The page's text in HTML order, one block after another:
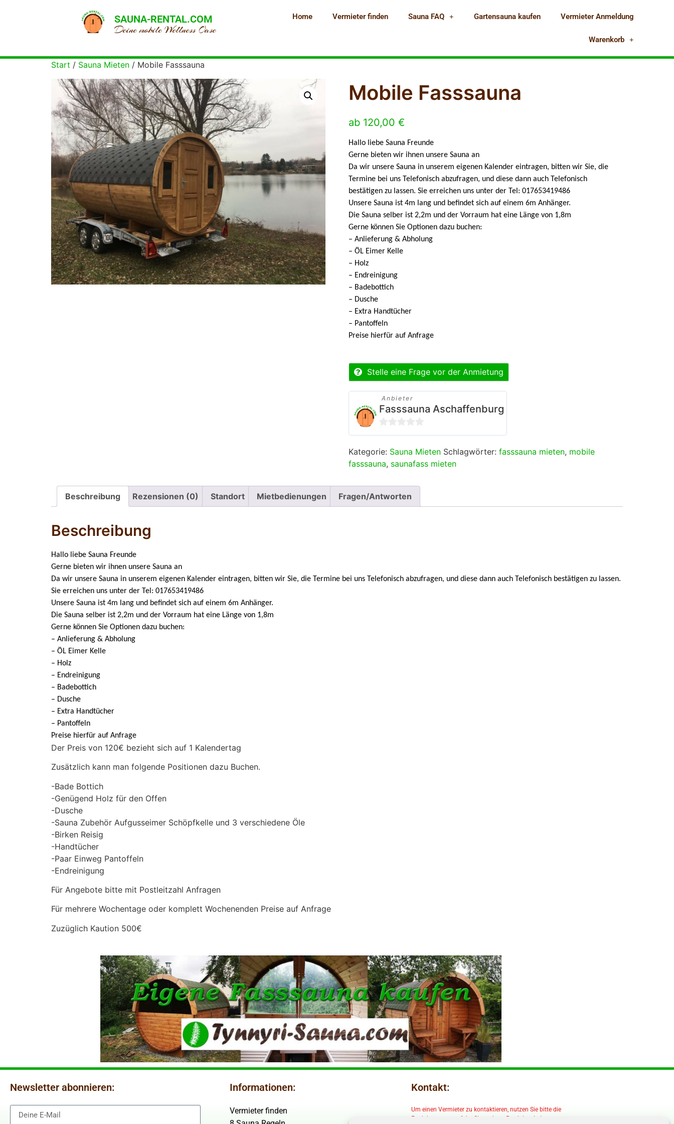
SAUNA-RENTAL.COM
Deine mobile Wellness Oase
Home Vermieter finden Sauna FAQ Gartensauna kaufen Vermieter Anmeldung
Warenkorb
Start / Sauna Mieten / Mobile Fasssauna
Mobile Fasssauna
ab 120,00 €
Hallo liebe Sauna Freunde
Gerne bieten wir ihnen unsere Sauna an
Da wir unsere Sauna in unserem eigenen Kalender eintragen, bitten wir Sie, die
Termine bei uns Telefonisch abzufragen, und diese dann auch Telefonisch
bestätigen zu lassen. Sie erreichen uns unter der Tel: 017653419486
Unsere Sauna ist 4m lang und befindet sich auf einem 6m Anhänger.
Die Sauna selber ist 2,2m und der Vorraum hat eine Länge von 1,8m
Gerne können Sie Optionen dazu buchen:
– Anlieferung & Abholung
– ÖL Eimer Kelle
– Holz
– Endreinigung
– Badebottich
– Dusche
– Extra Handtücher
– Pantoffeln
Preise hierfür auf Anfrage
Stelle eine Frage vor der Anmietung
Anbieter
Fasssauna Aschaffenburg
0
Kategorie: Sauna Mieten Schlagwörter: fasssauna mieten, mobile
fasssauna, saunafass mieten
Beschreibung Rezensionen (0) Standort Mietbedienungen Fragen/Antworten
Beschreibung
Hallo liebe Sauna Freunde
Gerne bieten wir ihnen unsere Sauna an
Da wir unsere Sauna in unserem eigenen Kalender eintragen, bitten wir Sie, die Termine bei uns Telefonisch abzufragen, und diese dann auch Telefonisch bestätigen zu lassen.
Sie erreichen uns unter der Tel: 017653419486
Unsere Sauna ist 4m lang und befindet sich auf einem 6m Anhänger.
Die Sauna selber ist 2,2m und der Vorraum hat eine Länge von 1,8m
Gerne können Sie Optionen dazu buchen:
– Anlieferung & Abholung
– ÖL Eimer Kelle
– Holz
– Endreinigung
– Badebottich
– Dusche
– Extra Handtücher
– Pantoffeln
Preise hierfür auf Anfrage
Der Preis von 120€ bezieht sich auf 1 Kalendertag
Zusätzlich kann man folgende Positionen dazu Buchen.
-Bade Bottich
-Genügend Holz für den Offen
-Dusche
-Sauna Zubehör Aufgusseimer Schöpfkelle und 3 verschiedene Öle
-Birken Reisig
-Handtücher
-Paar Einweg Pantoffeln
-Endreinigung
Für Angebote bitte mit Postleitzahl Anfragen
Für mehrere Wochentage oder komplett Wochenenden Preise auf Anfrage
Zuzüglich Kaution 500€
Newsletter abonnieren: Informationen:
Vermieter finden
Kontakt:
Um einen Vermieter zu kontaktieren, nutzen Sie bitte die
Funktionstaste auf der Shop.- bzw. Produktseite!